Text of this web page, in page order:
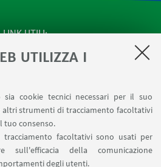
UTILIZZA I
cookie tecnici necessari per il suo
altri strumenti di tracciamento facoltativi
tuo consenso.
facoltativi sono usati per
sull'efficacia della comunicazione
degli utenti.
LINK UTILI
Apps
Sale
dei Servizi
DIPARTIMENTO SU: